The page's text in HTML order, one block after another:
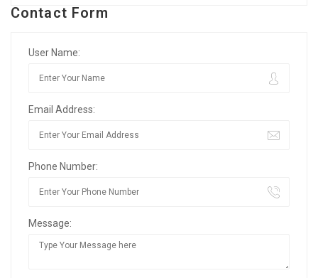
Contact Form
User Name:
Email Address:
Phone Number:
Message: